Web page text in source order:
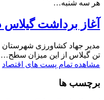
هر سه شنبه…
آغاز برداشت گیلاس
تن گیلاس از این میزان سطح…
مشاهده تمام پست های اقتصاد
برچسب ها